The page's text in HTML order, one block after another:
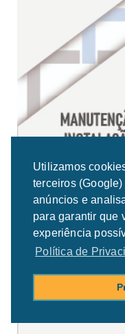
Utilizamos
terceiros
anúncios e
para garantir que
experiência
Política de